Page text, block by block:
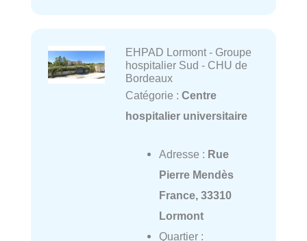
EHPAD Lormont - Groupe
hospitalier Sud - CHU de
Bordeaux
Catégorie : Centre
hospitalier universitaire
Adresse : Rue
Pierre Mendès
France, 33310
Lormont
Quartier :